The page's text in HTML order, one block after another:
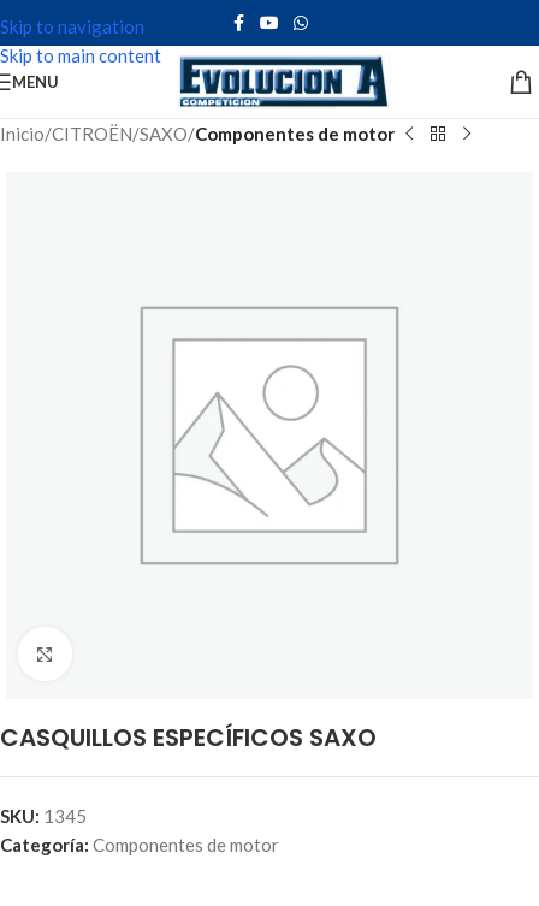
Skip to navigation
Skip to main content
MENU
Inicio CITROËN SAXO Componentes de motor
CASQUILLOS ESPECÍFICOS SAXO
SKU: 1345
Categoría: Componentes de motor